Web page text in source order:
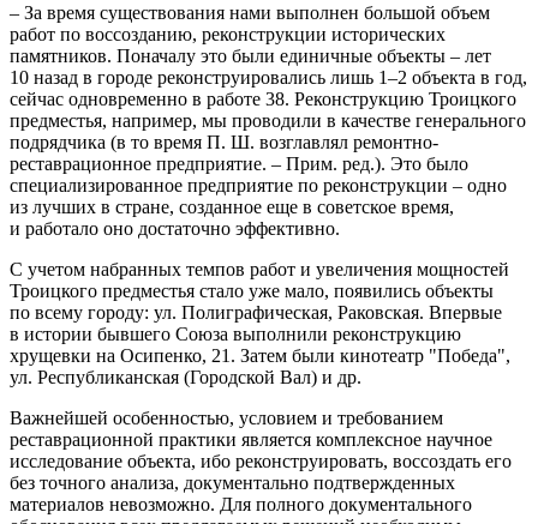
– За время существования нами выполнен большой объем
работ по воссозданию, реконструкции исторических
памятников. Поначалу это были единичные объекты – лет
10 назад в городе реконструировались лишь 1–2 объекта в год,
сейчас одновременно в работе 38. Реконструкцию Троицкого
предместья, например, мы проводили в качестве генерального
подрядчика (в то время П. Ш. возглавлял ремонтно-
реставрационное предприятие. – Прим. ред.). Это было
специализированное предприятие по реконструкции – одно
из лучших в стране, созданное еще в советское время,
и работало оно достаточно эффективно.
С учетом набранных темпов работ и увеличения мощностей
Троицкого предместья стало уже мало, появились объекты
по всему городу: ул. Полиграфическая, Раковская. Впервые
в истории бывшего Союза выполнили реконструкцию
хрущевки на Осипенко, 21. Затем были кинотеатр "Победа",
ул. Республиканская (Городской Вал) и др.
Важнейшей особенностью, условием и требованием
реставрационной практики является комплексное научное
исследование объекта, ибо реконструировать, воссоздать его
без точного анализа, документально подтвержденных
материалов невозможно. Для полного документального